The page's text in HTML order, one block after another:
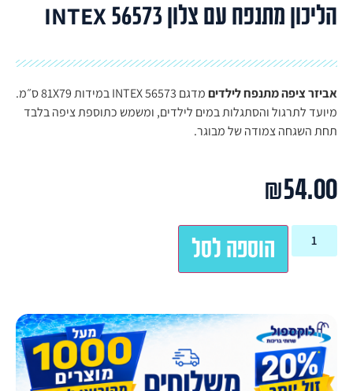
הליכון מתנפח עם צלון INTEX 56573
אביזר ציפה מתנפח לילדים
מדגם INTEX 56573 במידות 81X79 ס״מ.
מיועד לתרגול והסתגלות במים לילדים, ומשמש כתוספת ציפה בלבד
תחת השגחה צמודה של מבוגר.
₪54.00
הוספה לסל